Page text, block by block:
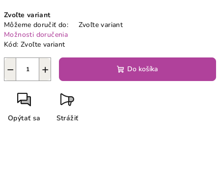
cena:
Zvoľte variant
Môžeme doručiť do:
Zvoľte variant
Možnosti doručenia
Kód: Zvoľte variant
+
− Do košíka
Opýtať sa Strážiť